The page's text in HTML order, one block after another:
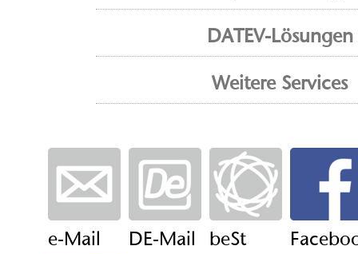
DATEV-Lösungen
Weitere Services
e-Mail DE-Mail beSt